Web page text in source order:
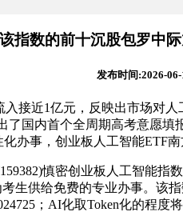
该指数的前十沉股包罗中
发布时间:2026-06-
近1亿元，反映出市场对
国内首个全周期高考意愿填
事，创业板人工智能ETF南
慎密创业板人工智能指
生供给免费的专业办事。
；AI化取Token化的程